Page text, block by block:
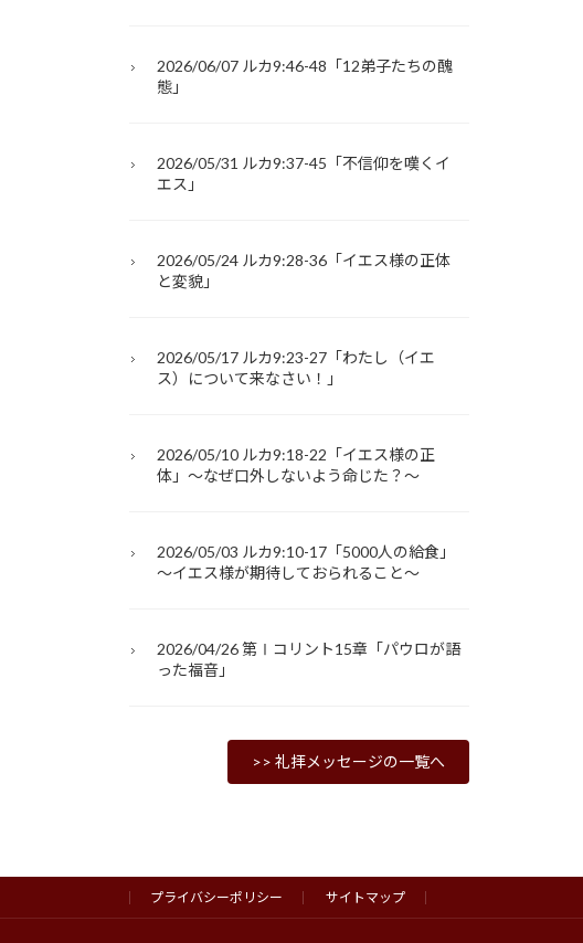
2026/06/07 ルカ9:46-48「12弟子たちの醜
態」
2026/05/31 ルカ9:37-45「不信仰を嘆くイ
エス」
2026/05/24 ルカ9:28-36「イエス様の正体
と変貌」
2026/05/17 ルカ9:23-27「わたし（イエ
ス）について来なさい！」
2026/05/10 ルカ9:18-22「イエス様の正
体」～なぜ口外しないよう命じた？～
2026/05/03 ルカ9:10-17「5000人の給食」
～イエス様が期待しておられること～
2026/04/26 第Ⅰコリント15章「パウロが語
った福音」
>> 礼拝メッセージの一覧へ
プライバシーポリシー サイトマップ